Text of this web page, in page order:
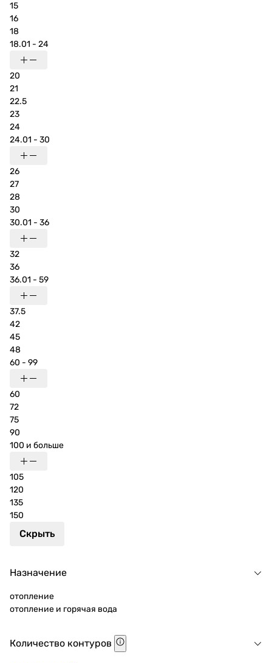
15
16
18
18.01 - 24
20
21
22.5
23
24
24.01 - 30
26
27
28
30
30.01 - 36
32
36
36.01 - 59
37.5
42
45
48
60 - 99
60
72
75
90
100 и больше
105
120
135
150
Скрыть
Назначение
отопление
отопление и горячая вода
Количество контуров